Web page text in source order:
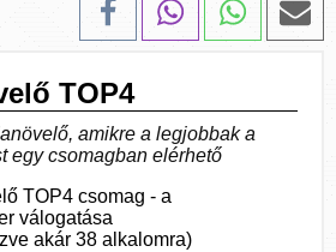
TOP4
amikre a legjobbak a
egy csomagban elérhető
TOP4 csomag - a
válogatása
akár 38 alkalomra)